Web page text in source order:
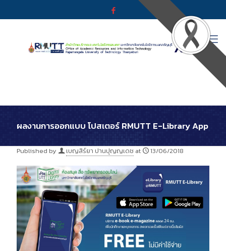
ผลงานการออกแบบ โปสเตอร์ RMUTT E-Library App
Published by เบญสิร์ยา ปานปุญญเดช at 13/06/2018